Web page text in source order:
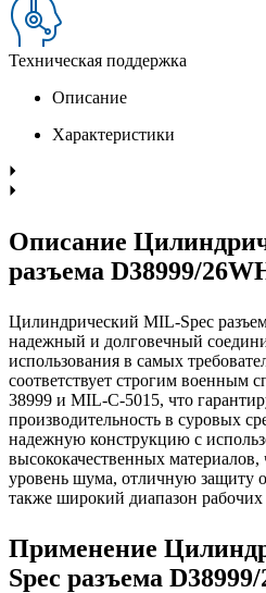
Техническая поддержка
Описание
Характеристики
Описание
разъема D38999/
Цилиндрический MIL-Spec
надежный и долговечный
использования в самых
соответствует строгим
38999 и MIL-C-5015, что
производительность в суровых
надежную конструкцию с
высококачественных материалов,
уровень шума, отличную защиту
также широкий диапазон рабочих
Применение
Spec разъема